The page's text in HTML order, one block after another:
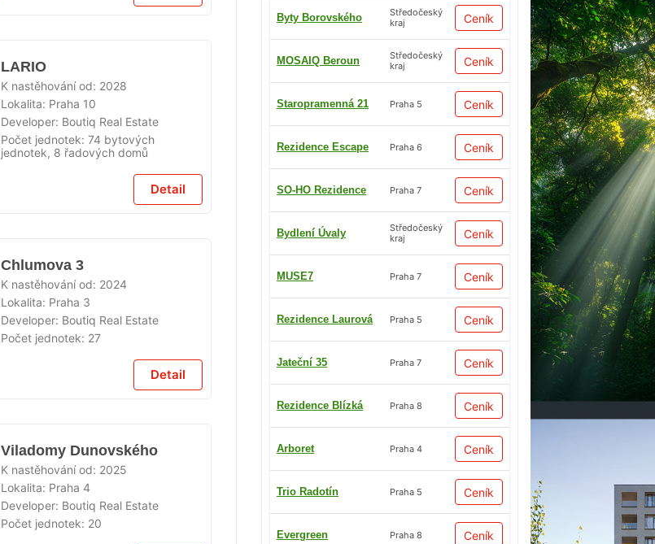
LARIO
K nastěhování od: 2028
Lokalita: Praha 10
Developer: Boutiq Real Estate
Počet jednotek: 74 bytových
jednotek, 8 řadových domů
Detail
Chlumova 3
K nastěhování od: 2024
Lokalita: Praha 3
Developer: Boutiq Real Estate
Počet jednotek: 27
Detail
Viladomy Dunovského
K nastěhování od: 2025
Lokalita: Praha 4
Developer: Boutiq Real Estate
Počet jednotek: 20
Byty Borovského
Středočeský
kraj
Ceník
MOSAIQ Beroun
Středočeský
kraj
Ceník
Staropramenná 21 Praha 5 Ceník
Rezidence Escape Praha 6 Ceník
SO-HO Rezidence Praha 7 Ceník
Bydlení Úvaly
Středočeský
kraj
Ceník
MUSE7 Praha 7 Ceník
Rezidence Laurová Praha 5 Ceník
Jateční 35 Praha 7 Ceník
Rezidence Blízká Praha 8 Ceník
Arboret Praha 4 Ceník
Trio Radotín Praha 5 Ceník
Evergreen Praha 8 Ceník